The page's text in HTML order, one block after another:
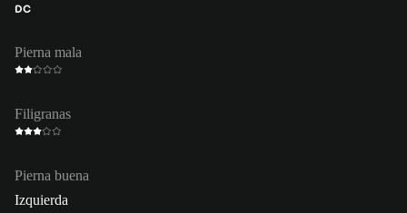
DC
Pierna mala
Filigranas
Pierna buena
Izquierda